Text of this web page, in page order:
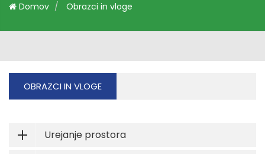
Domov Obrazci in vloge
OBRAZCI IN VLOGE
Urejanje prostora